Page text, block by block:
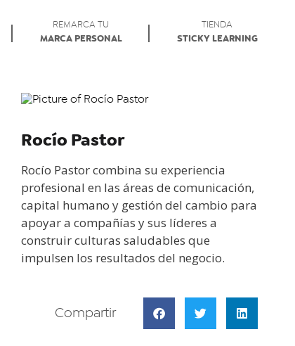
REMARCA TU
MARCA PERSONAL
TIENDA
STICKY LEARNING
Rocío Pastor
Rocío Pastor combina su experiencia
profesional en las áreas de comunicación,
capital humano y gestión del cambio para
apoyar a compañías y sus líderes a
construir culturas saludables que
impulsen los resultados del negocio.
Compartir